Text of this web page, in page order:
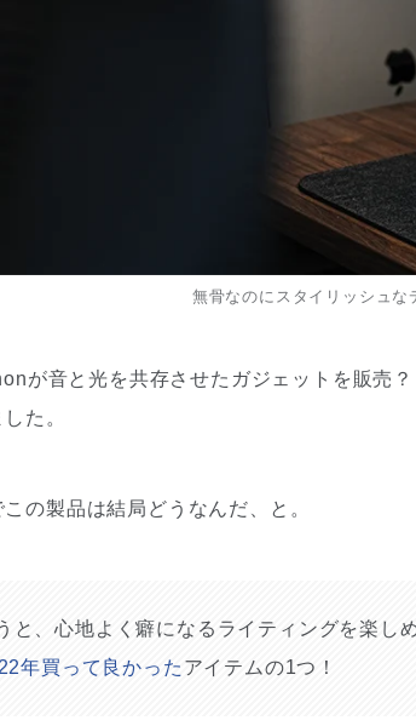
無骨なのにスタイリッシュな
が音と光を共存させたガジェットを販売
た。
の製品は結局どうなんだ、と。
と、心地よく癖になるライティングを楽し
年買って良かった アイテムの1つ！